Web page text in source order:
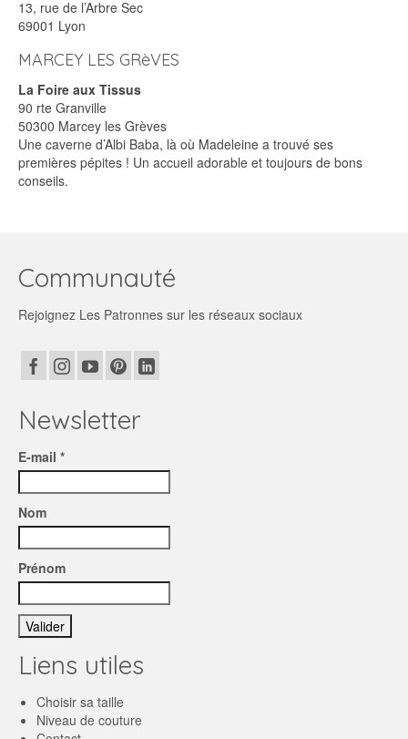
13, rue de l’Arbre Sec
69001 Lyon
MARCEY LES GRèVES
La Foire aux Tissus
90 rte Granville
50300 Marcey les Grèves
Une caverne d’Albi Baba, là où Madeleine a trouvé ses
premières pépites ! Un accueil adorable et toujours de bons
conseils.
Communauté
Rejoignez Les Patronnes sur les réseaux sociaux
Newsletter
E-mail *
Nom
Prénom
Liens utiles
Choisir sa taille
Niveau de couture